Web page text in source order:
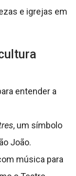
e igrejas em
entender a
, um símbolo
João.
música para